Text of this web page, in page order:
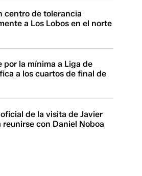
centro de tolerancia
a Los Lobos en el norte
por la mínima a Liga de
a los cuartos de final de
de la visita de Javier
reunirse con Daniel Noboa